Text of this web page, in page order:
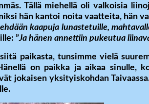
Tällä miehellä oli valkoisia
hän kantoi noita vaatteita, hän
kaapuja lunastetuille,
”Ja hänen annettiin pukeutua
paikasta, tunsimme vielä
on paikka ja aikaa sinulle,
jokaisen yksityiskohdan